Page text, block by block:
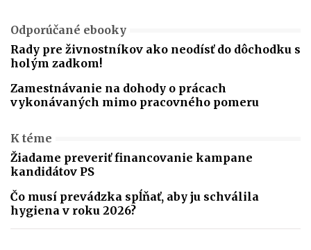
Odporúčané ebooky
Rady pre živnostníkov ako neodísť do dôchodku s
holým zadkom!
Zamestnávanie na dohody o prácach
vykonávaných mimo pracovného pomeru
K téme
Žiadame preveriť financovanie kampane
kandidátov PS
Čo musí prevádzka spĺňať, aby ju schválila
hygiena v roku 2026?